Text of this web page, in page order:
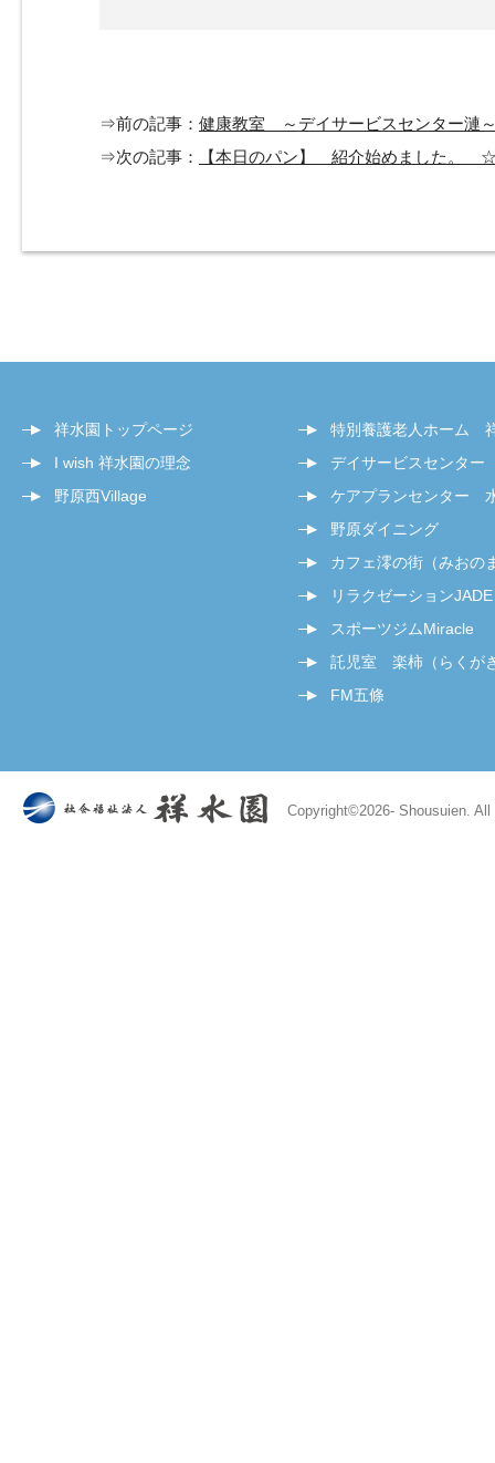
⇒前の記事： 健康教室 ～デイサービスセンター漣
⇒次の記事：
【本日のパン】 紹介始めました。
祥水園トップページ
I wish 祥水園の理念
野原西Village
特別養護老人ホーム
デイサービスセンタ
ケアプランセンター
野原ダイニング
カフェ澪の街（みおの
リラクゼーションJADE
スポーツジムMiracle
託児室 楽柿（らくが
FM五條
Copyright©2026- Shousuien.